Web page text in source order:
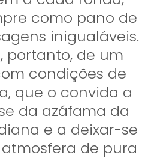
como pano de
inigualáveis.
portanto, de um
condições de
que o convida a
da azáfama da
e a deixar-se
de pura